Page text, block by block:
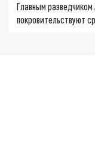
Главным
покровительствуют